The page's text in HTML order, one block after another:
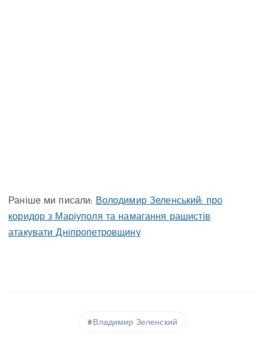
Раніше ми писали: Володимир Зеленський: про
коридор з Маріуполя та намагання рашистів
атакувати Дніпропетровщину
Владимир Зеленский